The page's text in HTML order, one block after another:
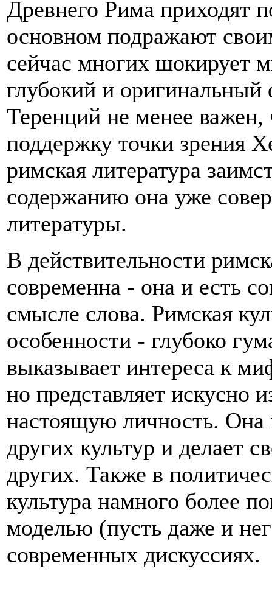
Древнего Рима приходят
основном подражают
сейчас многих шокирует
глубокий и
Теренций не менее
поддержку точки зрения
римская литература
содержанию она уже
литературы.
В действительности
современна - она и есть
смысле слова. Римская
особенности - глубоко
выказывает интереса к
но представляет искусно
настоящую личность. Она
других культур и делает
других. Также в
культура намного более
моделью (пусть даже и
современных дискуссиях.